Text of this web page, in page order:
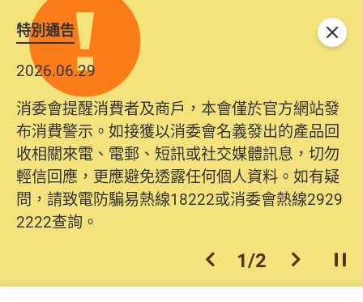
特別通告
2026.06.29
消委會提醒消費者及商戶，本會僅於官方網站發
布消費警示。如接獲以消委會名義發出的產品回
收相關來電、電郵、短訊或社交媒體訊息，切勿
輕信回應，更應避免透露任何個人資料。如有疑
問，請致電防騙易熱線18222或消委會熱線2929
2222查詢。
上一個
1/2 下一個開
關閉